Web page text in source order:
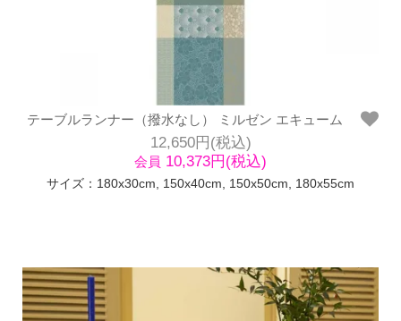
テーブルランナー（撥水なし） ミルゼン エキューム
12,650円(税込)
会員 10,373円(税込)
サイズ：180x30cm, 150x40cm, 150x50cm, 180x55cm